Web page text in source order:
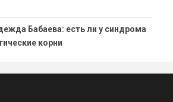
Бабаева: есть ли у синдрома
корни